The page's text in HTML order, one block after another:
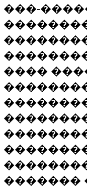
���-
����
�������